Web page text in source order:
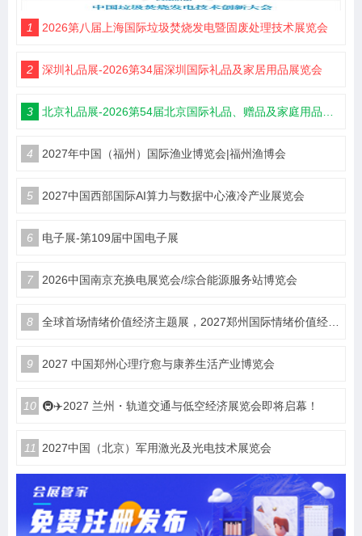
1 2026第八届上海国际垃圾焚烧发电暨固废处理技术展览会
2 深圳礼品展-2026第34届深圳国际礼品及家居用品展览会
3 北京礼品展-2026第54届北京国际礼品、赠品及家庭用品展览会
4 2027年中国（福州）国际渔业博览会|福州渔博会
5 2027中国西部国际AI算力与数据中心液冷产业展览会
6 电子展-第109届中国电子展
7 2026中国南京充换电展览会/综合能源服务站博览会
8 全球首场情绪价值经济主题展，2027郑州国际情绪价值经济博览会
9 2027 中国郑州心理疗愈与康养生活产业博览会
10 🚇✈️2027 兰州・轨道交通与低空经济展览会即将启幕！
11 2027中国（北京）军用激光及光电技术展览会